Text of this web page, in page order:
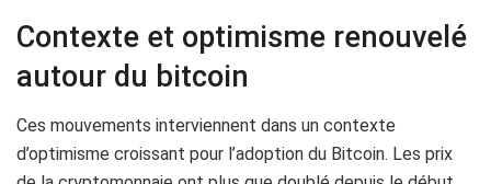
Contexte et optimisme renouvelé
autour du bitcoin
Ces mouvements interviennent dans un contexte
d’optimisme croissant pour l’adoption du Bitcoin. Les prix